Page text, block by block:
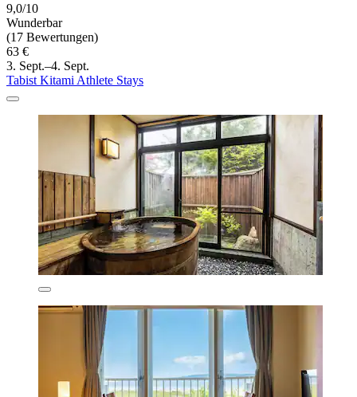
9,0/10
Wunderbar
(17 Bewertungen)
63 €
3. Sept.–4. Sept.
Tabist Kitami Athlete Stays